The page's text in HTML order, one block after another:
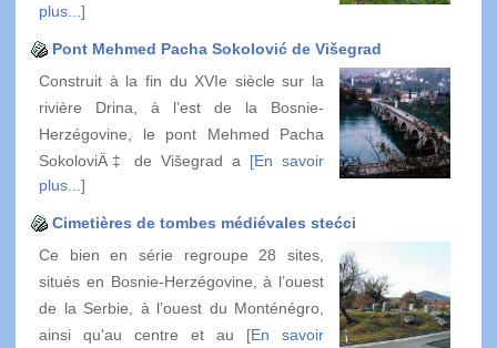
plus...]
Pont Mehmed Pacha Sokolović de Višegrad
Construit à la fin du XVIe siècle sur la
rivière Drina, à l’est de la Bosnie-
Herzégovine, le pont Mehmed Pacha
SokoloviÄ‡ de Višegrad a [En savoir
plus...]
Cimetières de tombes médiévales stećci
Ce bien en série regroupe 28 sites,
situés en Bosnie-Herzégovine, à l’ouest
de la Serbie, à l’ouest du Monténégro,
ainsi qu'au centre et au [En savoir